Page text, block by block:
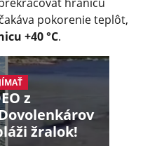
pokorenie teplôt,
+40 °C.
z
žralok!